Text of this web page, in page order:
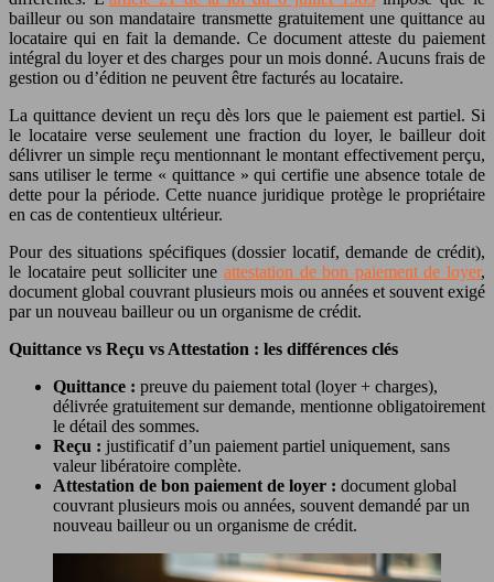
bailleur ou son mandataire transmette gratuitement une quittance au
locataire qui en fait la demande. Ce document atteste du paiement
intégral du loyer et des charges pour un mois donné. Aucuns frais de
gestion ou d’édition ne peuvent être facturés au locataire.
La quittance devient un reçu dès lors que le paiement est partiel. Si
le locataire verse seulement une fraction du loyer, le bailleur doit
délivrer un simple reçu mentionnant le montant effectivement perçu,
sans utiliser le terme « quittance » qui certifie une absence totale de
dette pour la période. Cette nuance juridique protège le propriétaire
en cas de contentieux ultérieur.
Pour des situations spécifiques (dossier locatif, demande de crédit),
le locataire peut solliciter une attestation de bon paiement de loyer,
document global couvrant plusieurs mois ou années et souvent exigé
par un nouveau bailleur ou un organisme de crédit.
Quittance vs Reçu vs Attestation : les différences clés
Quittance : preuve du paiement total (loyer + charges),
délivrée gratuitement sur demande, mentionne obligatoirement
le détail des sommes.
Reçu : justificatif d’un paiement partiel uniquement, sans
valeur libératoire complète.
Attestation de bon paiement de loyer : document global
couvrant plusieurs mois ou années, souvent demandé par un
nouveau bailleur ou un organisme de crédit.